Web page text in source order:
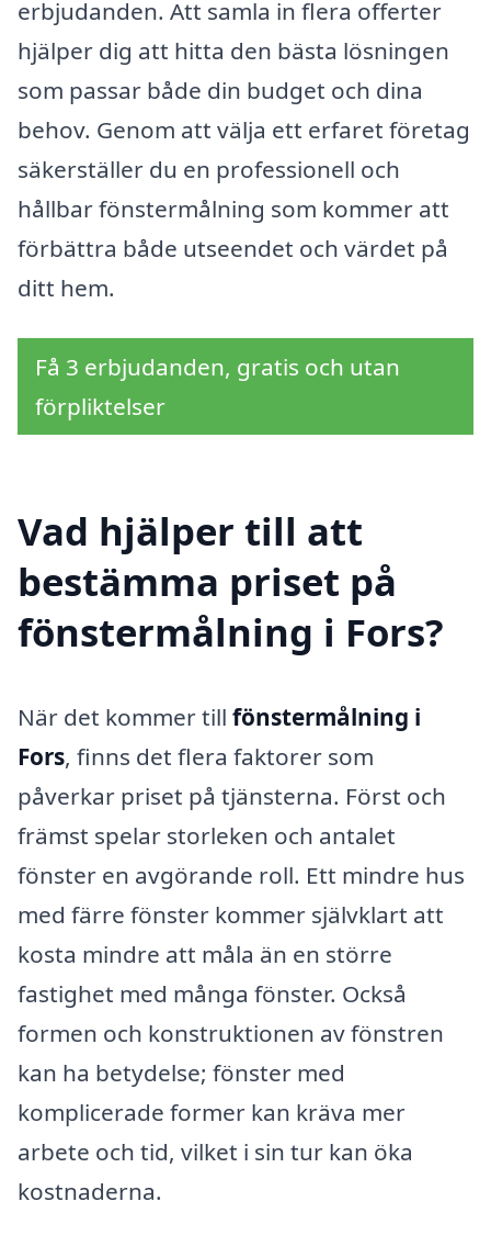
erbjudanden. Att samla in flera offerter
hjälper dig att hitta den bästa lösningen
som passar både din budget och dina
behov. Genom att välja ett erfaret företag
säkerställer du en professionell och
hållbar fönstermålning som kommer att
förbättra både utseendet och värdet på
ditt hem.
Få 3 erbjudanden, gratis och utan
förpliktelser
Vad hjälper till att
bestämma priset på
fönstermålning i Fors?
När det kommer till fönstermålning i
Fors, finns det flera faktorer som
påverkar priset på tjänsterna. Först och
främst spelar storleken och antalet
fönster en avgörande roll. Ett mindre hus
med färre fönster kommer självklart att
kosta mindre att måla än en större
fastighet med många fönster. Också
formen och konstruktionen av fönstren
kan ha betydelse; fönster med
komplicerade former kan kräva mer
arbete och tid, vilket i sin tur kan öka
kostnaderna.